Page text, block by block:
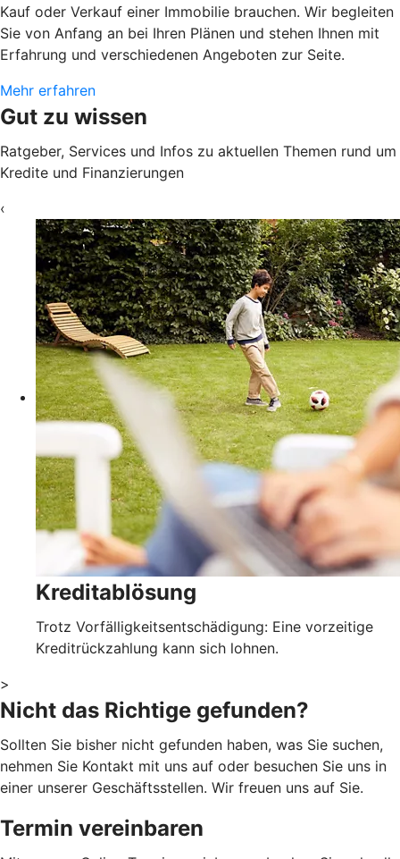
Kauf oder Verkauf einer Immobilie brauchen. Wir begleiten
Sie von Anfang an bei Ihren Plänen und stehen Ihnen mit
Erfahrung und verschiedenen Angeboten zur Seite.
Mehr erfahren
Gut zu wissen
Ratgeber, Services und Infos zu aktuellen Themen rund um
Kredite und Finanzierungen
‹
Kreditablösung
Trotz Vorfälligkeitsentschädigung: Eine vorzeitige
Kreditrückzahlung kann sich lohnen.
>
Nicht das Richtige gefunden?
Sollten Sie bisher nicht gefunden haben, was Sie suchen,
nehmen Sie Kontakt mit uns auf oder besuchen Sie uns in
einer unserer Geschäftsstellen. Wir freuen uns auf Sie.
Termin vereinbaren